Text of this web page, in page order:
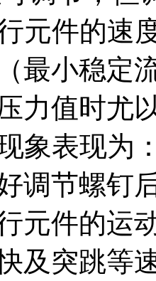
元件的速
最小稳定
力值时尤
象表现为
调节螺钉
元件的运
及突跳等